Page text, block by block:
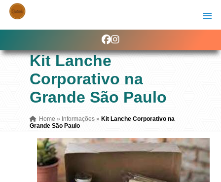
Kit Lanche
Corporativo na
Grande São Paulo
Home » Informações » Kit Lanche Corporativo na
Grande São Paulo